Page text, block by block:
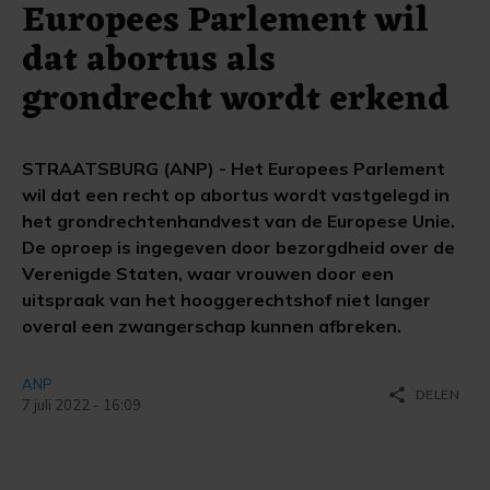
Europees Parlement wil
dat abortus als
grondrecht wordt erkend
STRAATSBURG (ANP) - Het Europees Parlement
wil dat een recht op abortus wordt vastgelegd in
het grondrechtenhandvest van de Europese Unie.
De oproep is ingegeven door bezorgdheid over de
Verenigde Staten, waar vrouwen door een
uitspraak van het hooggerechtshof niet langer
overal een zwangerschap kunnen afbreken.
ANP
7 juli 2022 - 16:09
share DELEN